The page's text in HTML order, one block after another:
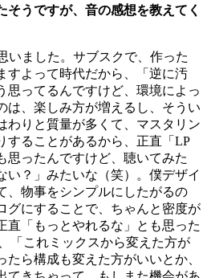
うですが、音の感想を教えてく
ました。サブスクで、作った
すよって時代だから、「逆に汚
思ってるんですけど、環境によっ
は、楽しみ方が増えるし、そうい
わりと質量が多くて、マスタリン
することがあるから、正直「LP
思ったんですけど、聴いてみた
い？」みたいな（笑）。僕デザイ
、物事をシンプルにしたがるの
グにすることで、ちゃんと密度が
直「もっとやれるな」とも思った
「これミックスから変えた方が
ら構成も変えた方がいいとか、